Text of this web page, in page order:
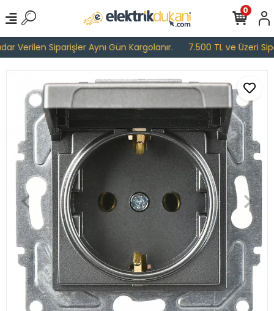
Verilen Siparişler Aynı Gün Kargolanır. 7.500 TL ve Üzeri
0